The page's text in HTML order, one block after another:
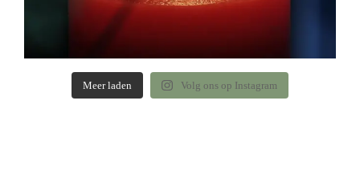
Meer laden Volg ons op Instagram